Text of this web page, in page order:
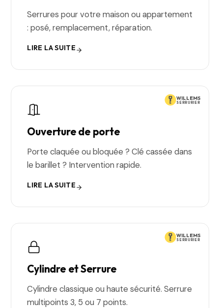
Serrures pour votre maison ou appartement
: posé, remplacement, réparation.
LIRE LA SUITE
WILLEMS
SERRURIER
Ouverture de porte
Porte claquée ou bloquée ? Clé cassée dans
le barillet ? Intervention rapide.
LIRE LA SUITE
WILLEMS
SERRURIER
Cylindre et Serrure
Cylindre classique ou haute sécurité. Serrure
multipoints 3, 5 ou 7 points.